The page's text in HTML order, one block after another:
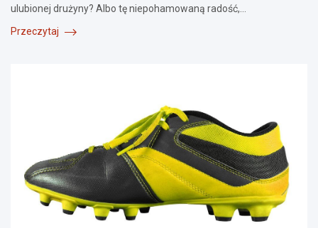
ulubionej drużyny? Albo tę niepohamowaną radość,…
Przeczytaj